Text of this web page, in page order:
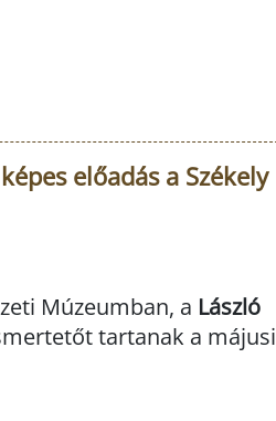
előadás a Székely
Múzeumban, a László
tartanak a májusi